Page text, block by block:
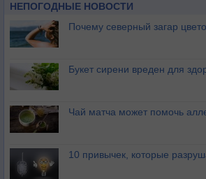
НЕПОГОДНЫЕ НОВОСТИ
Почему северный загар
Букет сирени вреден для
Чай матча может помочь
10 привычек, которые